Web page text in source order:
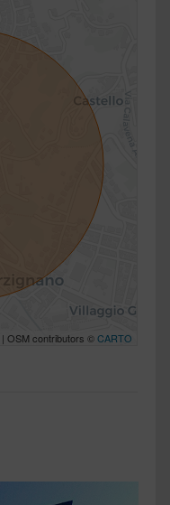
| OSM contributors ©CARTO